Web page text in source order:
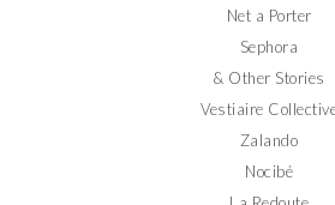
Net a Porter
Sephora
& Other Stories
Vestiaire
Zalando
Nocibé